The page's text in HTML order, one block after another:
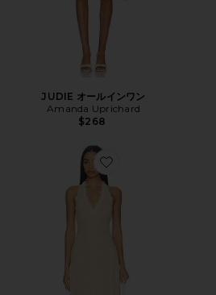
JUDIE オールインワン
Amanda Uprichard
$268
Favorite STARS ALIGN